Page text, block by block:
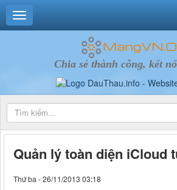
Chia sẻ thành công, kết
Quản lý toàn diện iCloud
Thứ ba - 26/11/2013 03:18